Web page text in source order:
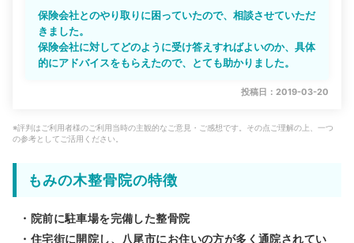
保険会社とのやり取りに困っていたので、相談させていただ
きました。
保険会社に対してどのように受け答えすればよいのか、具体
的にアドバイスをもらえたので、とても助かりました。
投稿日：2019-03-20
※評判はご利用者様のご利用当時の主観的なご意見・ご感想です。その点ご理解の上、一つ
の参考としてご活用ください。
もみの木整骨院の特徴
・院前に駐車場を完備した整骨院
・住宅街に開院し、八尾市にお住いの方が多く通院されてい